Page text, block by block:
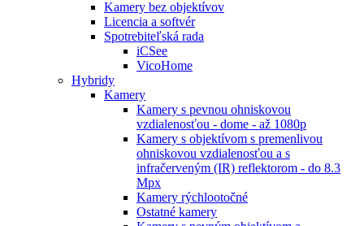
Kamery bez objektívov
Licencia a softvér
Spotrebiteľská rada
iCSee
VicoHome
Hybridy
Kamery
Kamery s pevnou ohniskovou
vzdialenosťou - dome - až 1080p
Kamery s objektívom s premenlivou
ohniskovou vzdialenosťou a s
infračerveným (IR) reflektorom - do 8.3
Mpx
Kamery rýchlootočné
Ostatné kamery